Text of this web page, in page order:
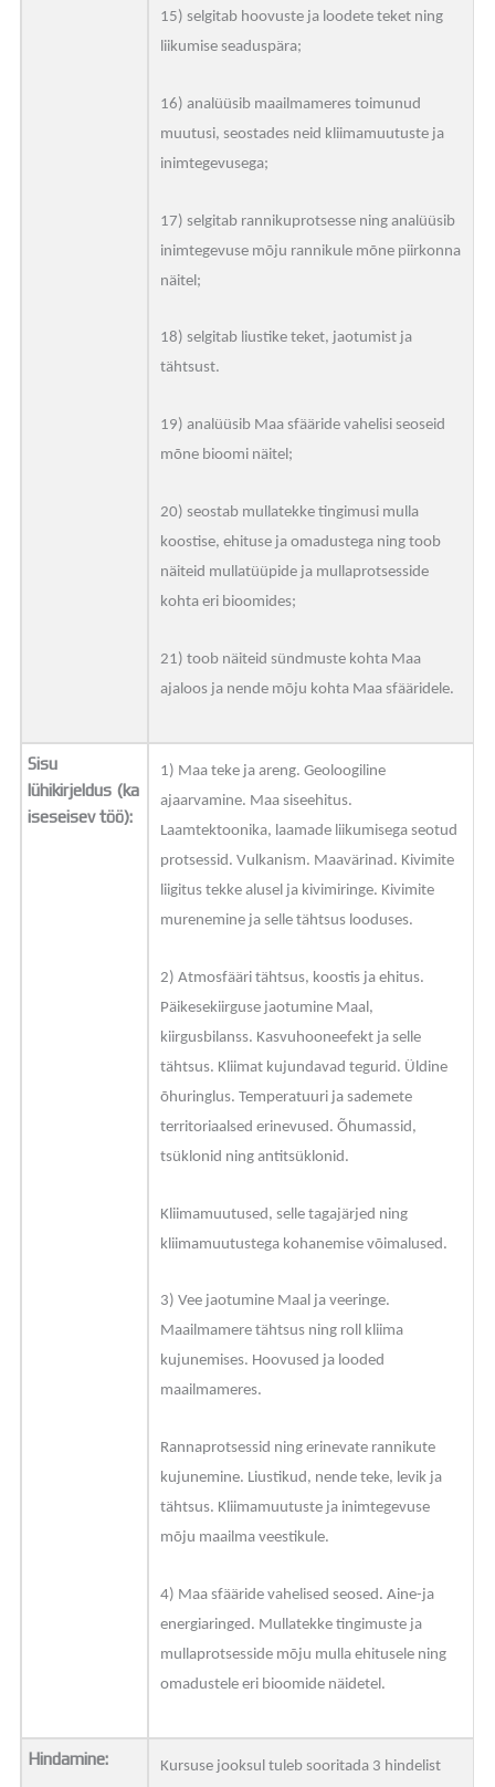
15) selgitab hoovuste ja loodete teket ning
liikumise seaduspära;
16) analüüsib maailmameres toimunud
muutusi, seostades neid kliimamuutuste ja
inimtegevusega;
17) selgitab rannikuprotsesse ning analüüsib
inimtegevuse mõju rannikule mõne piirkonna
näitel;
18) selgitab liustike teket, jaotumist ja
tähtsust.
19) analüüsib Maa sfääride vahelisi seoseid
mõne bioomi näitel;
20) seostab mullatekke tingimusi mulla
koostise, ehituse ja omadustega ning toob
näiteid mullatüüpide ja mullaprotsesside
kohta eri bioomides;
21) toob näiteid sündmuste kohta Maa
ajaloos ja nende mõju kohta Maa sfääridele.
Sisu
lühikirjeldus (ka
iseseisev töö):
1) Maa teke ja areng. Geoloogiline
ajaarvamine. Maa siseehitus.
Laamtektoonika, laamade liikumisega seotud
protsessid. Vulkanism. Maavärinad. Kivimite
liigitus tekke alusel ja kivimiringe. Kivimite
murenemine ja selle tähtsus looduses.
2) Atmosfääri tähtsus, koostis ja ehitus.
Päikesekiirguse jaotumine Maal,
kiirgusbilanss. Kasvuhooneefekt ja selle
tähtsus. Kliimat kujundavad tegurid. Üldine
õhuringlus. Temperatuuri ja sademete
territoriaalsed erinevused. Õhumassid,
tsüklonid ning antitsüklonid.
Kliimamuutused, selle tagajärjed ning
kliimamuutustega kohanemise võimalused.
3) Vee jaotumine Maal ja veeringe.
Maailmamere tähtsus ning roll kliima
kujunemises. Hoovused ja looded
maailmameres.
Rannaprotsessid ning erinevate rannikute
kujunemine. Liustikud, nende teke, levik ja
tähtsus. Kliimamuutuste ja inimtegevuse
mõju maailma veestikule.
4) Maa sfääride vahelised seosed. Aine-ja
energiaringed. Mullatekke tingimuste ja
mullaprotsesside mõju mulla ehitusele ning
omadustele eri bioomide näidetel.
Hindamine:
Kursuse jooksul tuleb sooritada 3 hindelist